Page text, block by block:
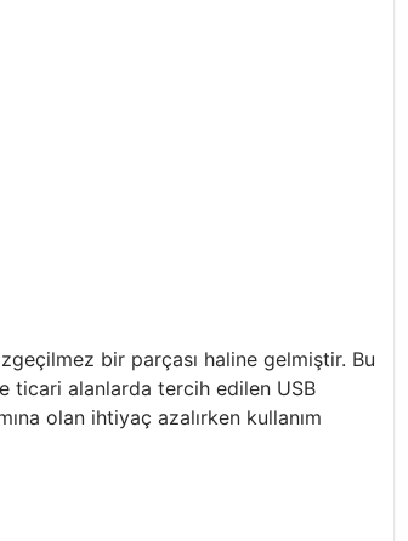
bir parçası haline gelmiştir. Bu
ticari alanlarda tercih edilen USB
olan ihtiyaç azalırken kullanım